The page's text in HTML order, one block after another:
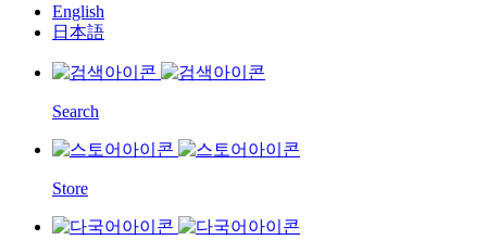
English
日本語
Search
Store